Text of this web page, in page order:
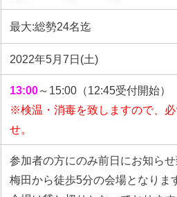
最大:総勢24名迄
2022年5月7日(土)
13:00～15:00（12:45受付開始）
※検温・消毒を致しますので、
せ。
参加者の方にのみ前日にお知らせ
梅田から徒歩5分の会場となりま